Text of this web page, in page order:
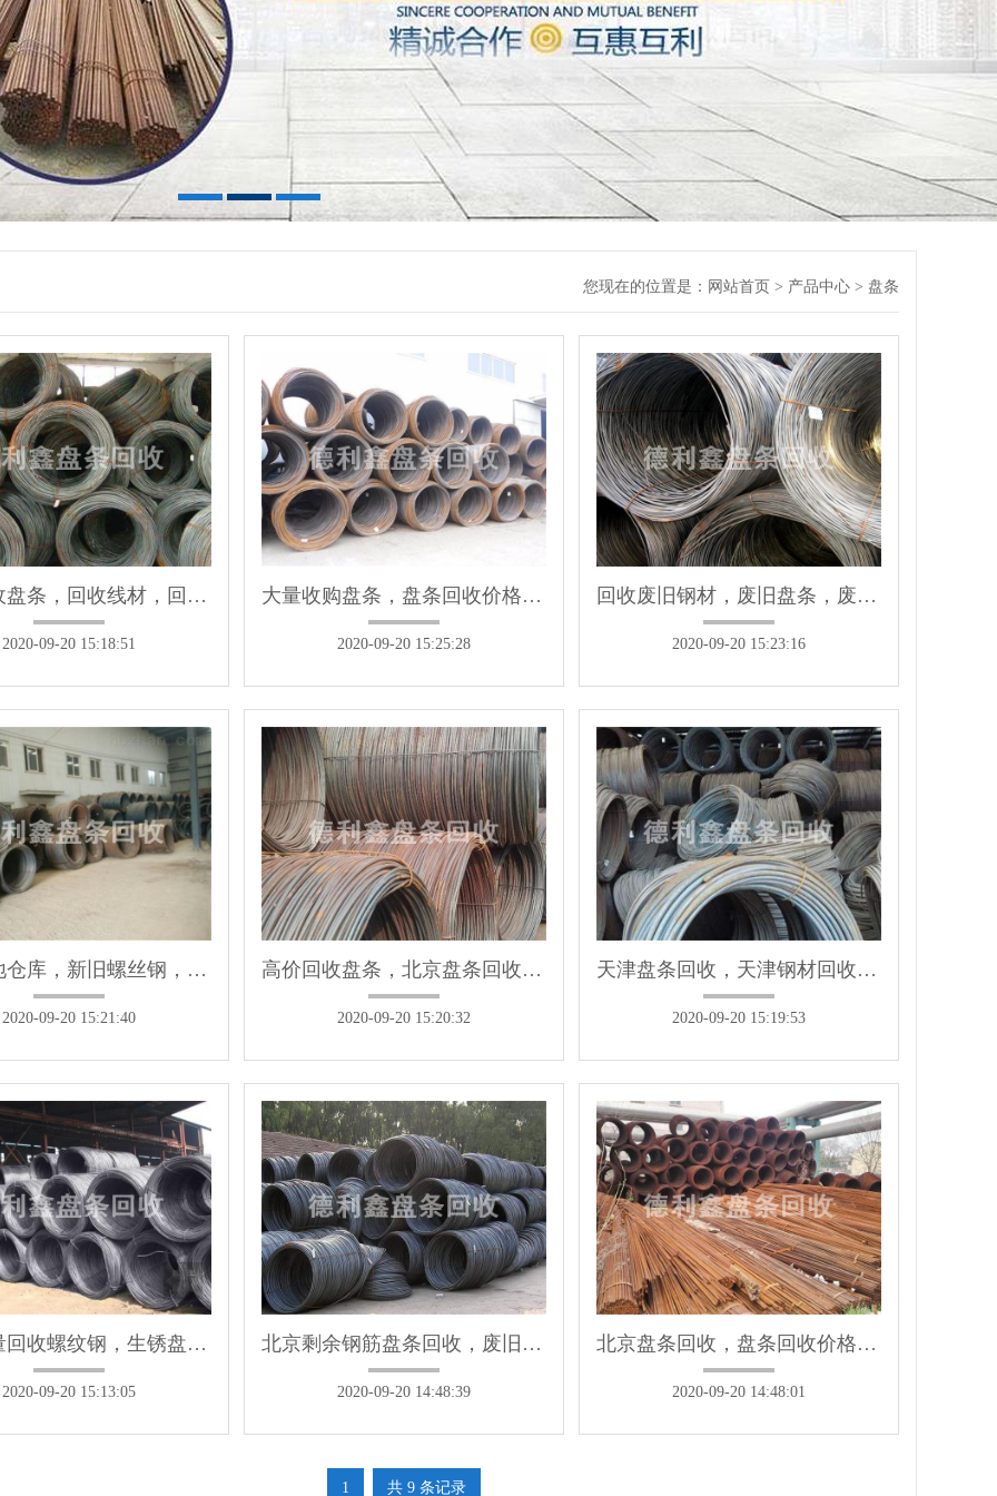
您现在的位置是： 网站首页 > 产品中心 > 盘条
高价回收盘条，回收线材，回收钢筋
2020-09-20 15:18:51
大量收购盘条，盘条回收价格，旧盘条收购
2020-09-20 15:25:28
回收废旧钢材，废旧盘条，废旧钢板，废旧槽钢
2020-09-20 15:23:16
回收工地仓库，新旧螺丝钢，线材，盘螺回收
2020-09-20 15:21:40
高价回收盘条，北京盘条回收价格
2020-09-20 15:20:32
天津盘条回收，天津钢材回收，螺纹钢回收
2020-09-20 15:19:53
高价大量回收螺纹钢，生锈盘螺，盘条回收
2020-09-20 15:13:05
北京剩余钢筋盘条回收，废旧工字钢回收
2020-09-20 14:48:39
北京盘条回收，盘条回收价格，盘条回收行情
2020-09-20 14:48:01
1 共 9 条记录